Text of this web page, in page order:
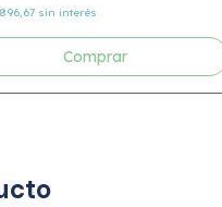
sin interés
Comprar